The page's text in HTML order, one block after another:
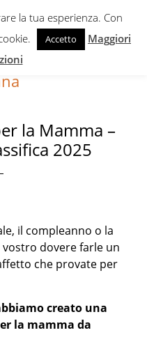
la Mamma –
2025
il compleanno o la
dovere farle un
che provate per
creato una
la mamma da
la tua esperienza. Con
Accetto
Maggiori